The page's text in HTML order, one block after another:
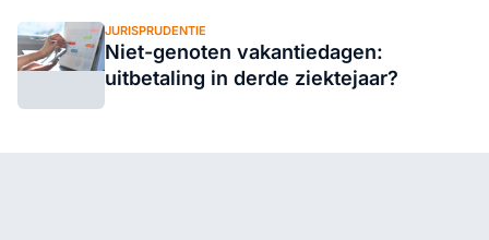
JURISPRUDENTIE
Niet-genoten vakantiedagen:
uitbetaling in derde ziektejaar?